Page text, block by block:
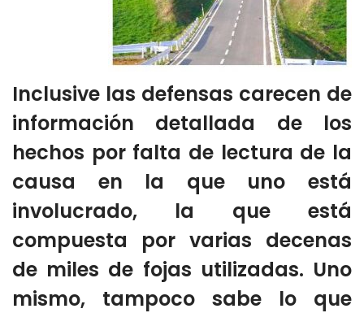
Inclusive las defensas carecen de
información detallada de los
hechos por falta de lectura de la
causa en la que uno está
involucrado, la que está
compuesta por varias decenas
de miles de fojas utilizadas. Uno
mismo, tampoco sabe lo que